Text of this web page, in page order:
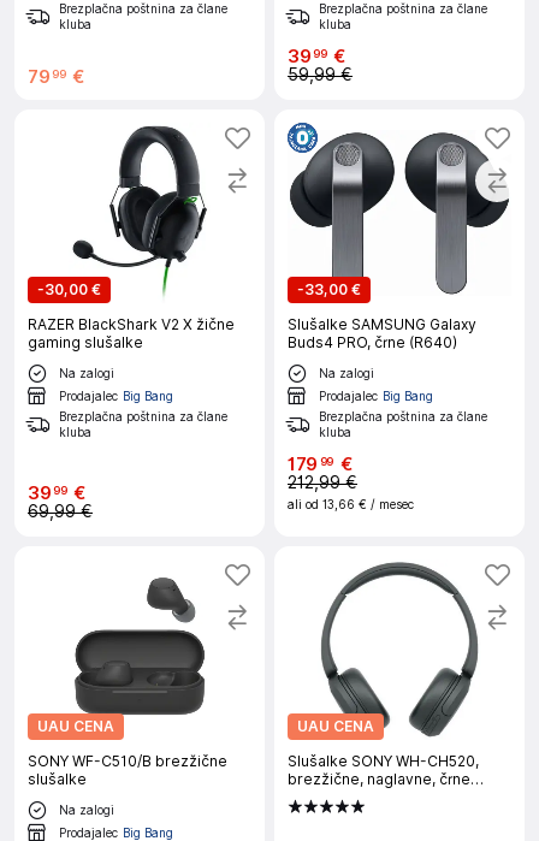
Brezplačna poštnina za člane
kluba
79 99 €
Brezplačna poštnina za člane
kluba
3999 €
59,99 €
-30,00 €
RAZER BlackShark V2 X žične
gaming slušalke
Na zalogi
Prodajalec Big Bang
Brezplačna poštnina za člane
kluba
3999 €
69,99 €
-33,00 €
Slušalke SAMSUNG Galaxy
Buds4 PRO, črne (R640)
Na zalogi
Prodajalec Big Bang
Brezplačna poštnina za člane
kluba
179 99 €
212,99 €
ali od 13,66 € / mesec
UAU CENA
SONY WF-C510/B brezžične
slušalke
Na zalogi
Prodajalec Big Bang
UAU CENA
Slušalke SONY WH-CH520,
brezžične, naglavne, črne
(WHCH520B.CE7)